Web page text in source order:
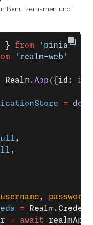
Benutzernamen und
} from 'pinia'
'realm-web'
Realm.App ({ id:
=
,
,
username , password
=
= await realmApp.